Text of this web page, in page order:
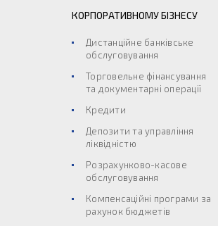
КОРПОРАТИВНОМУ БІЗНЕСУ
Дистанційне банківське
обслуговування
Торговельне фінансування
та документарні операції
Кредити
Депозити та управління
ліквідністю
Розрахунково-касове
обслуговування
Компенсаційні програми за
рахунок бюджетів